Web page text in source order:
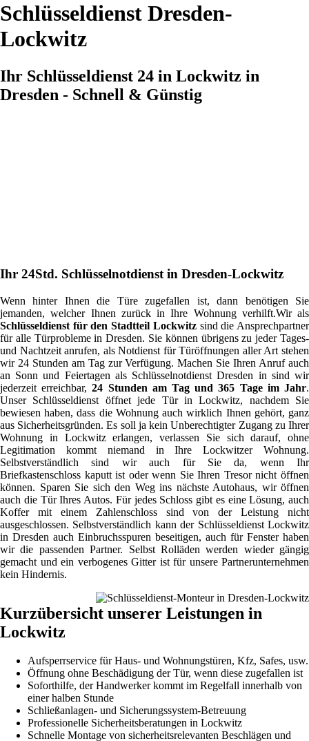
Schlüsseldienst Dresden-
Lockwitz
Ihr Schlüsseldienst 24 in Lockwitz in
Dresden - Schnell & Günstig
Ihr 24Std. Schlüsselnotdienst in Dresden-Lockwitz
Wenn hinter Ihnen die Türe zugefallen ist, dann benötigen Sie
jemanden, welcher Ihnen zurück in Ihre Wohnung verhilft.Wir als
Schlüsseldienst für den Stadtteil Lockwitzsind die Ansprechpartner
für alle Türprobleme in Dresden. Sie können übrigens zu jeder Tages-
und Nachtzeit anrufen, als Notdienst für Türöffnungen aller Art stehen
wir 24 Stunden am Tag zur Verfügung. Machen Sie Ihren Anruf auch
an Sonn und Feiertagen als Schlüsselnotdienst Dresden in sind wir
jederzeit erreichbar,24 Stunden am Tag und 365 Tage im Jahr.
Unser Schlüsseldienst öffnet jede Tür in Lockwitz, nachdem Sie
bewiesen haben, dass die Wohnung auch wirklich Ihnen gehört, ganz
aus Sicherheitsgründen. Es soll ja kein Unberechtigter Zugang zu Ihrer
Wohnung in Lockwitz erlangen, verlassen Sie sich darauf, ohne
Legitimation kommt niemand in Ihre Lockwitzer Wohnung.
Selbstverständlich sind wir auch für Sie da, wenn Ihr
Briefkastenschloss kaputt ist oder wenn Sie Ihren Tresor nicht öffnen
können. Sparen Sie sich den Weg ins nächste Autohaus, wir öffnen
auch die Tür Ihres Autos. Für jedes Schloss gibt es eine Lösung, auch
Koffer mit einem Zahlenschloss sind von der Leistung nicht
ausgeschlossen. Selbstverständlich kann der Schlüsseldienst Lockwitz
in Dresden auch Einbruchsspuren beseitigen, auch für Fenster haben
wir die passenden Partner. Selbst Rolläden werden wieder gängig
gemacht und ein verbogenes Gitter ist für unsere Partnerunternehmen
kein Hindernis.
Kurzübersicht unserer Leistungen in
Lockwitz
Aufsperrservice für Haus- und Wohnungstüren, Kfz, Safes, usw.
Öffnung ohne Beschädigung der Tür, wenn diese zugefallen ist
Soforthilfe, der Handwerker kommt im Regelfall innerhalb von
einer halben Stunde
Schließanlagen- und Sicherungssystem-Betreuung
Professionelle Sicherheitsberatungen in Lockwitz
Schnelle Montage von sicherheitsrelevanten Beschlägen und